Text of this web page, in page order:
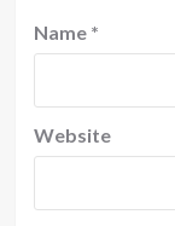
Name *
Website